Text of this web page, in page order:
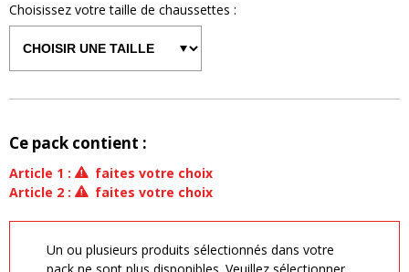
Choisissez votre taille de chaussettes :
Ce pack contient :
Article 1 :
faites votre choix
Article 2 : faites votre choix
Un ou plusieurs produits sélectionnés dans votre